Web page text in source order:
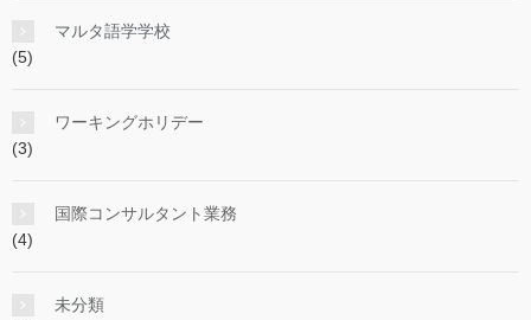
マルタ語学学校
(5)
ワーキングホリデー
(3)
国際コンサルタント業務
(4)
未分類